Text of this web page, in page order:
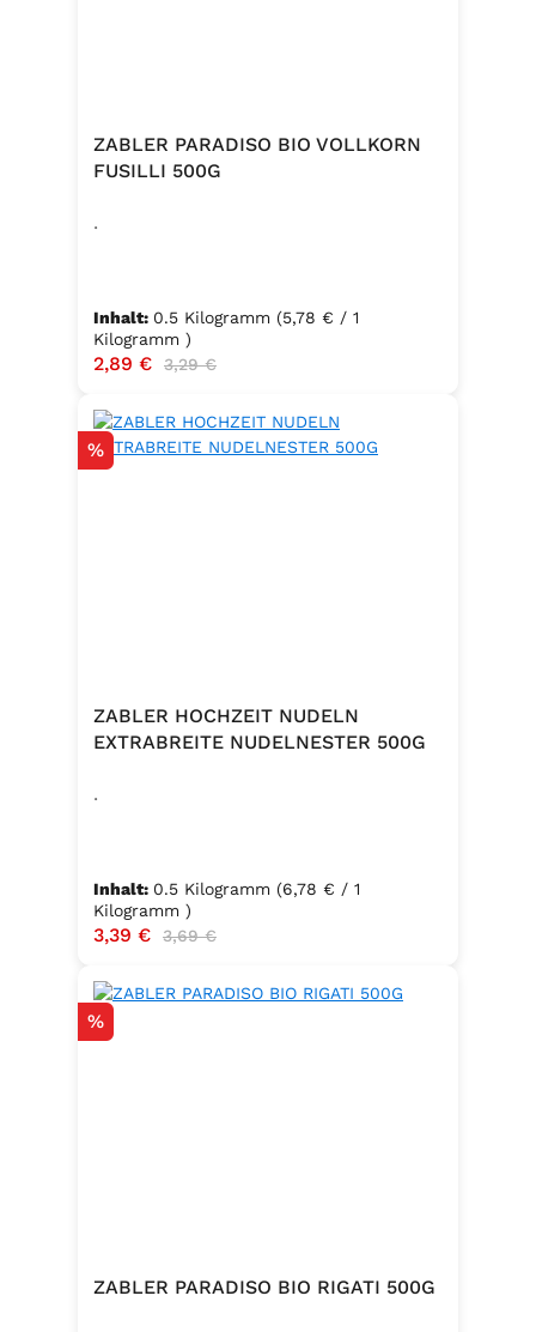
ZABLER PARADISO BIO VOLLKORN
FUSILLI 500G
.
Inhalt: 0.5 Kilogramm (5,78 € / 1
Kilogramm )
Verkaufspreis:
2,89 € Regulärer Preis:
3,29 €
Rabatt
%
ZABLER HOCHZEIT NUDELN
EXTRABREITE NUDELNESTER 500G
.
Inhalt: 0.5 Kilogramm (6,78 € / 1
Kilogramm )
Verkaufspreis:
3,39 € Regulärer Preis:
3,69 €
Rabatt
%
ZABLER PARADISO BIO RIGATI 500G